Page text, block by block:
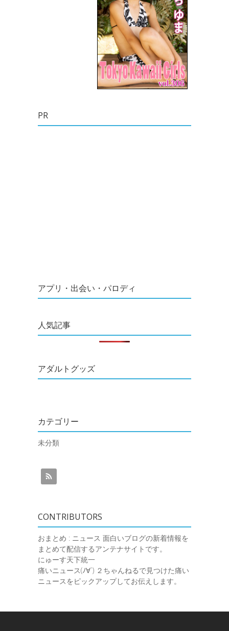
PR
アプリ・出会い・パロディ
人気記事
アダルトグッズ
カテゴリー
未分類
CONTRIBUTORS
おまとめ : ニュース 面白いブログの新着情報を
まとめて配信するアンテナサイトです。
にゅーす天下統一
痛いニュース(ﾉ∀`) ２ちゃんねるで見つけた痛い
ニュースをピックアップしてお伝えします。